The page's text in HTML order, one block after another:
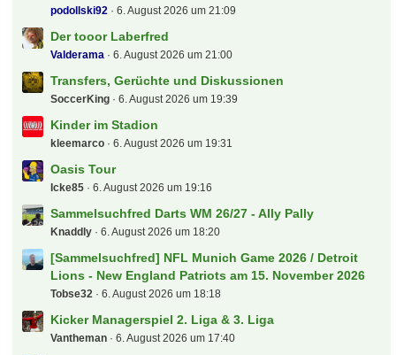
podollski92 6. August 2026 um 21:09
Der tooor Laberfred
Valderama 6. August 2026 um 21:00
Transfers, Gerüchte und Diskussionen
SoccerKing 6. August 2026 um 19:39
Kinder im Stadion
kleemarco 6. August 2026 um 19:31
Oasis Tour
Icke85 6. August 2026 um 19:16
Sammelsuchfred Darts WM 26/27 - Ally Pally
Knaddly 6. August 2026 um 18:20
[Sammelsuchfred] NFL Munich Game 2026 / Detroit
Lions - New England Patriots am 15. November 2026
Tobse32 6. August 2026 um 18:18
Kicker Managerspiel 2. Liga & 3. Liga
Vantheman 6. August 2026 um 17:40